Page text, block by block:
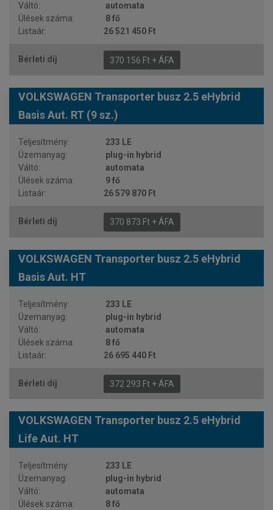
automata
8 fő
26 521 450 Ft
370 156 Ft + ÁFA
VOLKSWAGEN Transporter busz 2.5 eHybrid
Basis Aut. RT (9 sz.)
233 LE
plug-in hybrid
automata
9 fő
26 579 870 Ft
370 873 Ft + ÁFA
VOLKSWAGEN Transporter busz 2.5 eHybrid
Basis Aut. HT
233 LE
plug-in hybrid
automata
8 fő
26 695 440 Ft
372 293 Ft + ÁFA
VOLKSWAGEN Transporter busz 2.5 eHybrid
Life Aut. HT
233 LE
plug-in hybrid
automata
8 fő